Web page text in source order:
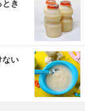
き
ない